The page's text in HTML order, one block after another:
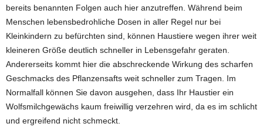
bereits benannten Folgen auch hier anzutreffen. Während beim
Menschen lebensbedrohliche Dosen in aller Regel nur bei
Kleinkindern zu befürchten sind, können Haustiere wegen ihrer weit
kleineren Größe deutlich schneller in Lebensgefahr geraten.
Andererseits kommt hier die abschreckende Wirkung des scharfen
Geschmacks des Pflanzensafts weit schneller zum Tragen. Im
Normalfall können Sie davon ausgehen, dass Ihr Haustier ein
Wolfsmilchgewächs kaum freiwillig verzehren wird, da es im schlicht
und ergreifend nicht schmeckt.